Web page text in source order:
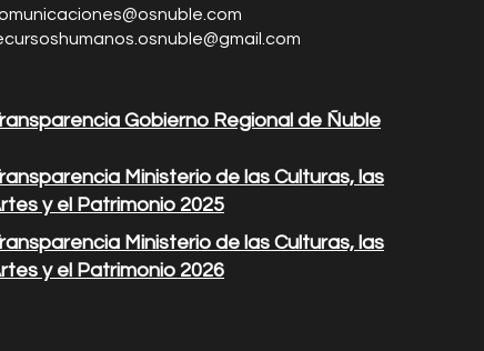
Gobierno Regional de Ñuble
Ministerio de las Culturas, las
y el Patrimonio 2025
Ministerio de las Culturas, las
y el Patrimonio 2026